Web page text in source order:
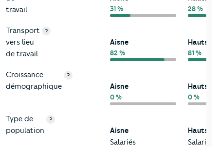
travail
31 % 28 %
Transport
vers lieu
de travail
?
Aisne
82 %
Hauts-
81 %
Croissance
démographique
?
Aisne
0 %
Hauts-
0 %
Type de
population
?
Aisne
Salariés
Hauts-
Salariés